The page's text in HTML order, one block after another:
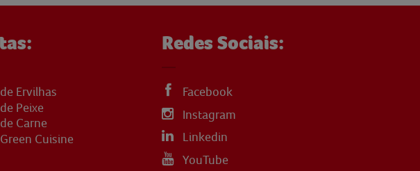
Ervilhas
Peixe
Carne
Cuisine
Redes Sociais:
Facebook
Instagram
Linkedin
YouTube